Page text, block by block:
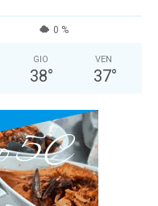
0 %
GIO
38°
VEN
37°